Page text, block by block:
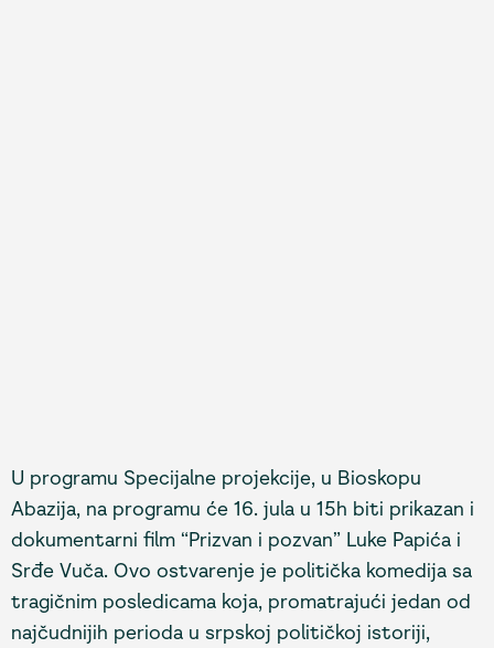
U programu Specijalne projekcije, u Bioskopu
Abazija, na programu će 16. jula u 15h biti prikazan i
dokumentarni film “Prizvan i pozvan” Luke Papića i
Srđe Vuča. Ovo ostvarenje je politička komedija sa
tragičnim posledicama koja, promatrajući jedan od
najčudnijih perioda u srpskoj političkoj istoriji,